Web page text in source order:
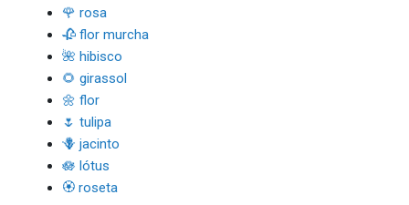
🌹 rosa
🥀 flor murcha
🌺 hibisco
🌻 girassol
🌼 flor
🌷 tulipa
🪻 jacinto
🪷 lótus
🏵 roseta